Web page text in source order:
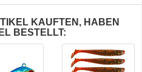
KAUFTEN, HABEN
BESTELLT: